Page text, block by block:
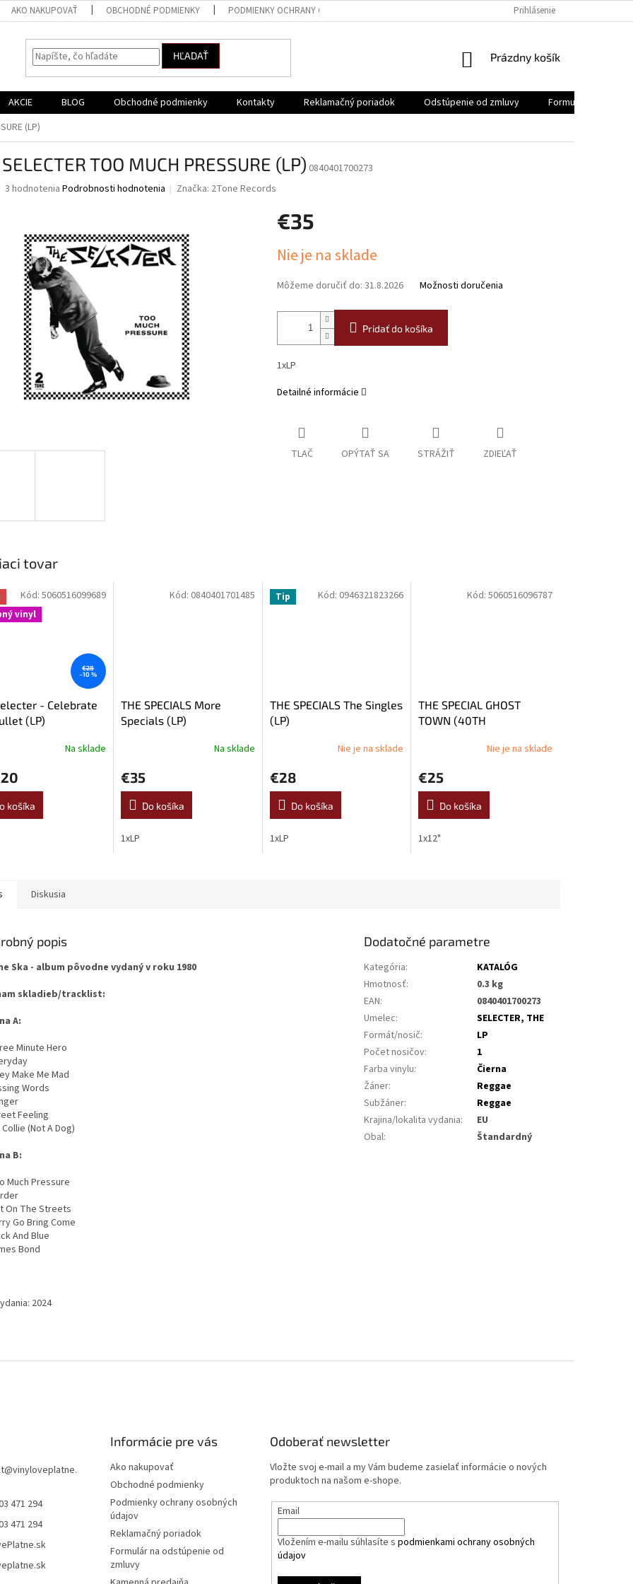
AKO NAKUPOVAŤ OBCHODNÉ PODMIENKY PODMIENKY OCHRANY OSOBNÝCH ÚDAJOV REKLAMAČNÝ PORIADOK FORMULÁR NA
Prihlásenie
HĽADAŤ
NÁKUPNÝ
Prázdny košík
AKCIE BLOG Obchodné podmienky Kontakty Reklamačný poriadok Odstúpenie od zmluvy
Formulár na
(LP)
TOO MUCH PRESSURE (LP) 0840401700273
Priemerné
hviezdičiek.
3 hodnotenia Podrobnosti hodnotenia Značka: 2Tone Records
€35
cena:
Nie je na sklade
Môžeme doručiť do: 31.8.2026 Možnosti doručenia
Pridať do košíka
1xLP
Detailné informácie
TLAČ OPÝTAŤ SA STRÁŽIŤ ZDIEĽAŤ
tovar
vinyl
€28
–10 %
- Celebrate
(LP)
Na sklade
košíka
Kód: 5060516099689
THE SPECIALS More
Specials (LP)
produktu
je
5,0
z
hviezdičiek.
Na sklade
€35
Do košíka
1xLP
Kód: 0840401701485 Tip
THE SPECIALS The Singles
(LP)
produktu
je
5,0
z
hviezdičiek.
Nie je na sklade
€28
Do košíka
1xLP
Kód: 0946321823266
THE SPECIAL GHOST
TOWN (40TH
SPEED MASTER) (12'')
produktu
je
5,0
z
hviezdičiek.
Nie je na sklade
€25
Do košíka
1x12"
Kód: 5060516096787
Diskusia
popis
Ska - album pôvodne vydaný v roku 1980
skladieb/tracklist:
A:
Minute Hero
Make Me Mad
Words
Feeling
Collie (Not A Dog)
B:
Much Pressure
On The Streets
Go Bring Come
And Blue
Bond
2024
Dodatočné parametre
Kategória:
KATALÓG
Hmotnosť:
0.3 kg
EAN:
0840401700273
Umelec:
SELECTER, THE
Formát/nosič:
LP
Počet nosičov:
1
Farba vinylu:
Čierna
Žáner:
Reggae
Subžáner:
Reggae
Krajina/lokalita vydania:
EU
Obal: Štandardný
@vinyloveplatne.
471 294
471 294
Informácie pre vás
Ako nakupovať
Obchodné podmienky
Podmienky ochrany osobných
údajov
Reklamačný poriadok
Formulár na odstúpenie od
zmluvy
Odoberať newsletter
Vložte svoj e-mail a my Vám budeme zasielať informácie o nových
produktoch na našom e-shope.
Email
Vložením e-mailu súhlasíte spodmienkami ochrany osobných
údajov